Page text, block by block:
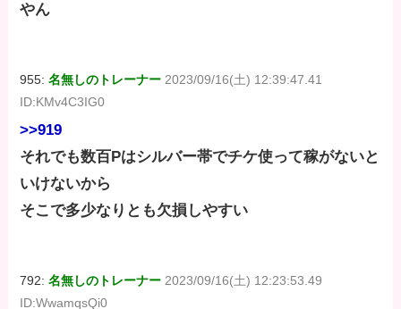
やん
955:名無しのトレーナー 2023/09/16(土) 12:39:47.41
ID:KMv4C3IG0
>>919
それでも数百Pはシルバー帯でチケ使って稼がないと
いけないから
そこで多少なりとも欠損しやすい
792:名無しのトレーナー 2023/09/16(土) 12:23:53.49
ID:WwamqsQi0